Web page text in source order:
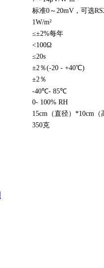
标准0～20mV，可选
1W/m²
≤±2%每年
<100Ω
≤20s
±2％(-20 - +40℃)
±2％
-40℃- 85℃
0- 100% RH
15cm（直径）*10cm（
350克